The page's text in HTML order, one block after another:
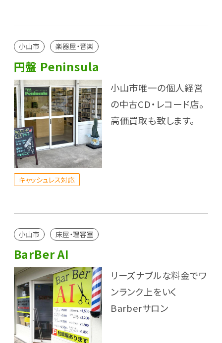
小山市 楽器屋・音楽
円盤 Peninsula
小山市唯一の個人経営
の中古CD・レコード店。
高価買取も致します。
キャッシュレス対応
小山市 床屋・理容室
BarBer AI
リーズナブルな料金でワ
ンランク上をいく
Barberサロン